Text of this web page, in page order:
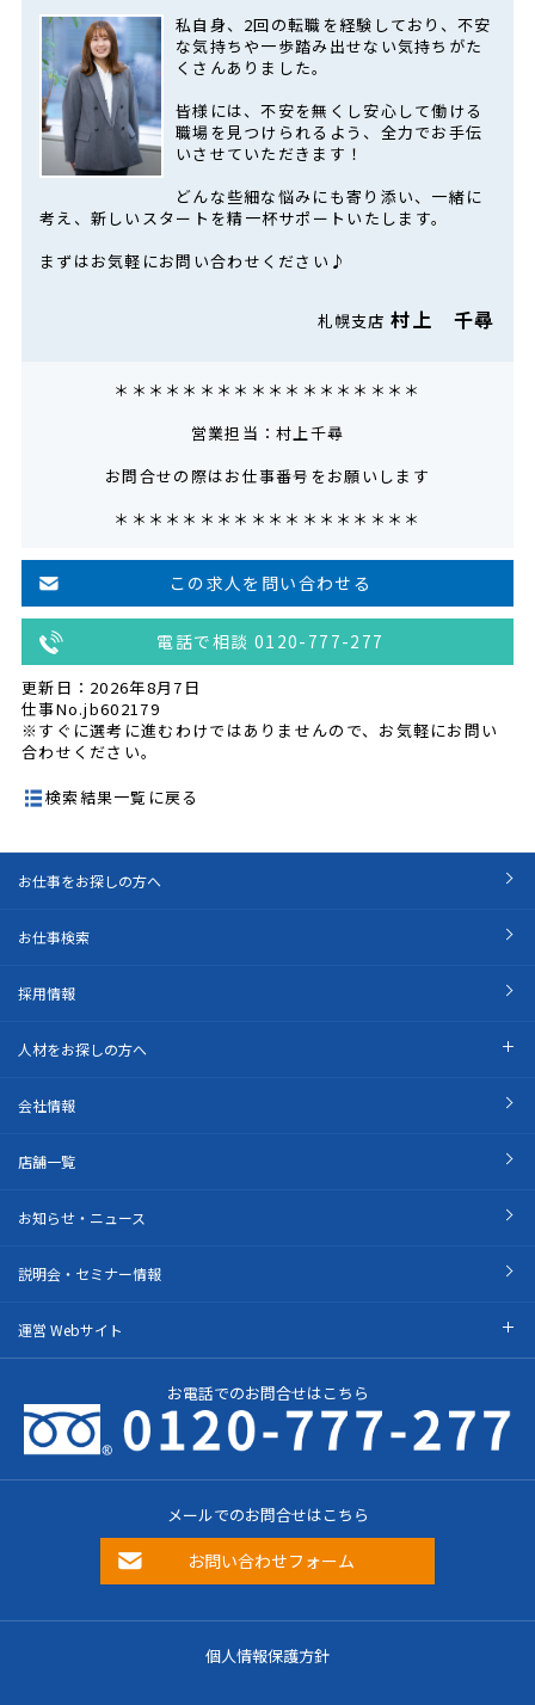
私自身、2回の転職を経験しており、不安
な気持ちや一歩踏み出せない気持ちがた
くさんありました。
皆様には、不安を無くし安心して働ける
職場を見つけられるよう、全力でお手伝
いさせていただきます！
どんな些細な悩みにも寄り添い、一緒に
考え、新しいスタートを精一杯サポートいたします。
まずはお気軽にお問い合わせください♪
札幌支店村上 千尋
＊＊＊＊＊＊＊＊＊＊＊＊＊＊＊＊＊＊
営業担当：村上千尋
お問合せの際はお仕事番号をお願いします
＊＊＊＊＊＊＊＊＊＊＊＊＊＊＊＊＊＊
この求人を問い合わせる
電話で相談 0120-777-277
更新日：2026年8月7日
仕事No.jb602179
※すぐに選考に進むわけではありませんので、お気軽にお問い
合わせください。
検索結果一覧に戻る
お仕事をお探しの方へ
お仕事検索
採用情報
人材をお探しの方へ
会社情報
店舗一覧
お知らせ・ニュース
説明会・セミナー情報
運営 Webサイト
お電話でのお問合せはこちら
メールでのお問合せはこちら
お問い合わせフォーム
個人情報保護方針